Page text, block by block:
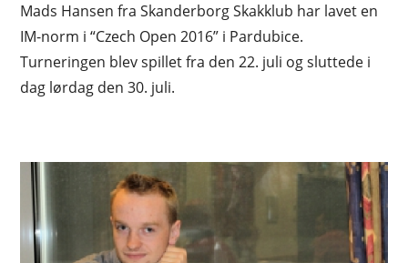
Mads Hansen fra Skanderborg Skakklub har lavet en
IM-norm i “Czech Open 2016” i Pardubice.
Turneringen blev spillet fra den 22. juli og sluttede i
dag lørdag den 30. juli.